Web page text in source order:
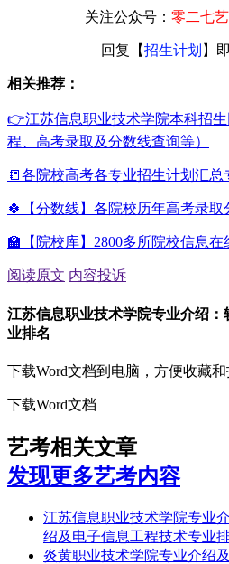
关注公众号： 零二七艺
回复【招生计划 】
相关推荐：
👉江苏信息职业技术学院本科招
程、高考录取及分数线查询等）
📒各院校高考各专业招生计划汇总
🍀【分数线】各院校历年高考录取
🏫【院校库】2800多所院校信息在
阅读原文 内容投诉
江苏信息职业技术学院专业介绍
业排名
下载Word文档到电脑，方便收藏和
下载Word文档
艺考相关文章
发现更多艺考内容
江苏信息职业技术学院专业
绍及电子信息工程技术专业
炎黄职业技术学院专业介绍